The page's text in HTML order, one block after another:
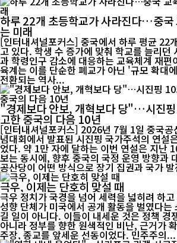
하루 22개 초등학교가 사라진다…중국
는 미래
[인터내셔널포커스] 중국에서 하루 평균 22
고 있다. 학생 수 증가에 맞춰 학교를 늘리던
과 학령인구 감소에 대응하는 교육체계 재편
육계는 이를 단순한 폐교가 아닌 '규모 확대
전환되는 역사...
"경제보다 안보, 개혁보다 당"…시진
고한 중국의 다음 10년
[인터내셔널포커스] 2026년 7월 1일 중국공
념대회에서 발표된 시진핑 국가주석의 연설
었다. 약 1만 자에 달하는 이번 연설은 지난
보는 동시에, 향후 중국의 국정 운영 방향과
공산당이 어떤 방식으로 장기 집권과 국가 발
극우, 이제는 단호히 맞설 때
극우 정치가 국경을 넘어 세력을 넓히려 하
성향 단체가 미국에서 공개 활동을 벌였다는
길 일이 아니다. 이들이 내세운 것은 정책 경
아니라 정부를 향한 원색적인 비난, 근거가
주장, 종교를 앞세운 선동이었다. 민주주의...